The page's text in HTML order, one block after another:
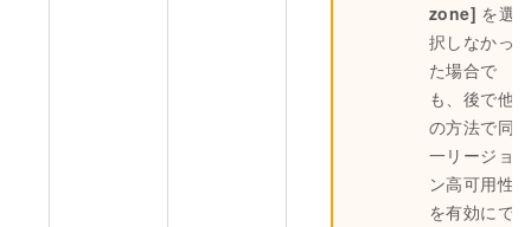
zone] を選
択しなかっ
た場合で
も、後で他
の方法で同
一リージョ
ン高可用性
を有効にで